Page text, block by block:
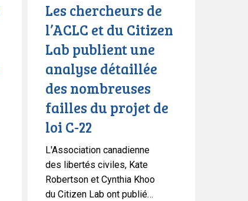
analyse
détaillée
nombreuses
failles
projet
Les chercheurs de
l’ACLC et du Citizen
Lab publient une
analyse détaillée
des nombreuses
failles du projet de
loi C-22
L'Association canadienne
des libertés civiles, Kate
Robertson et Cynthia Khoo
du Citizen Lab ont publié…